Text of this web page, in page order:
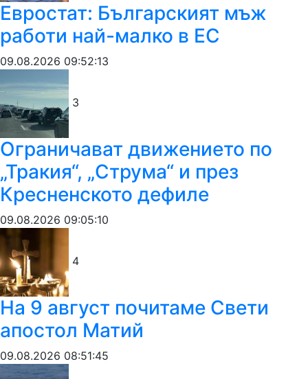
Евростат: Българският мъж
работи най-малко в ЕС
09.08.2026 09:52:13
3
Ограничават движението по
„Тракия“, „Струма“ и през
Кресненското дефиле
09.08.2026 09:05:10
4
На 9 август почитаме Свети
апостол Матий
09.08.2026 08:51:45